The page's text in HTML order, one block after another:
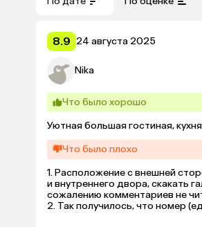
8.9 24 августа 2025
Nika
Что было хорошо
Уютная большая гостиная,
Что было плохо
1. Расположение с внешней
и внутреннего двора, скакать
сожалению комментариев не
2. Так получилось, что номер